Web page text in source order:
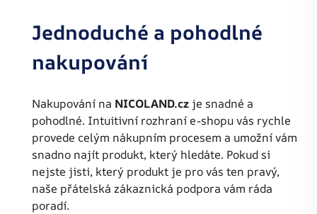
Jednoduché a pohodlné
nakupování
Nakupování na NICOLAND.cz je snadné a
pohodlné. Intuitivní rozhraní e-shopu vás rychle
provede celým nákupním procesem a umožní vám
snadno najít produkt, který hledáte. Pokud si
nejste jisti, který produkt je pro vás ten pravý,
naše přátelská zákaznická podpora vám ráda
poradí.